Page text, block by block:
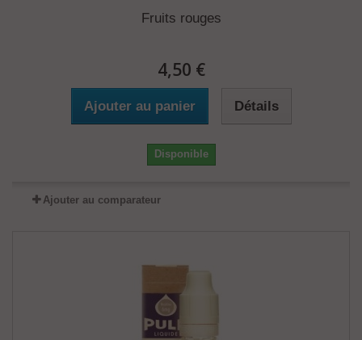
Fruits rouges
4,50 €
Ajouter au panier Détails
Disponible
Ajouter au comparateur